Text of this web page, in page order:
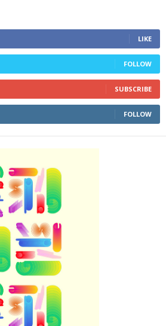
LIKE
FOLLOW
SUBSCRIBE
FOLLOW